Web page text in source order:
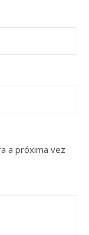
a próxima vez